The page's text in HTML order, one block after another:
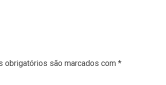
obrigatórios são marcados com *